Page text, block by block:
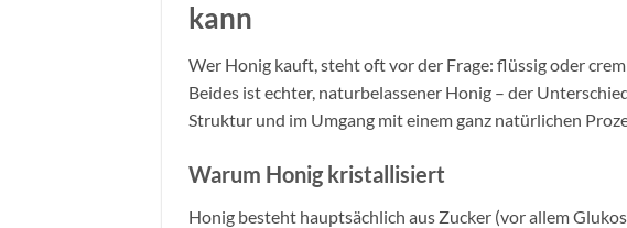
kann
Wer Honig kauft, steht oft vor der Frage: flüssig oder
Beides ist echter, naturbelassener Honig – der
Struktur und im Umgang mit einem ganz natürlichen
Warum Honig kristallisiert
Honig besteht hauptsächlich aus Zucker (vor allem